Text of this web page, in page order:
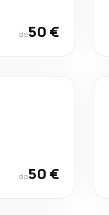
de50 €
de50 €